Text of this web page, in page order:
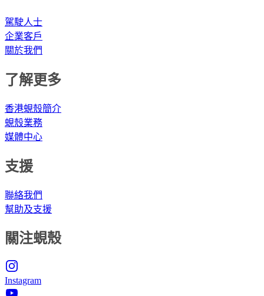
駕駛人士
企業客戶
關於我們
了解更多
香港蜆殼簡介
蜆殼業務
媒體中心
支援
聯絡我們
幫助及支援
關注蜆殼
Instagram